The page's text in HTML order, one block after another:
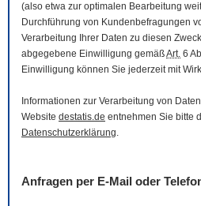
(also etwa zur optimalen Bearbeitung
Durchführung von Kundenbefragungen
Verarbeitung Ihrer Daten zu diesen
abgegebene Einwilligung gemäßArt. 6
Einwilligung können Sie jederzeit mit
Informationen zur Verarbeitung von
Website destatis.de entnehmen Sie bitte
Datenschutzerklärung.
Anfragen per E-Mail oder